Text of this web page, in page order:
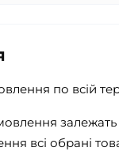
по всій
всі обрані